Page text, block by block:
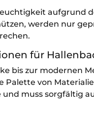
aufgrund
werden nur
für
bis zur modernen
Palette von
muss sorgfältig